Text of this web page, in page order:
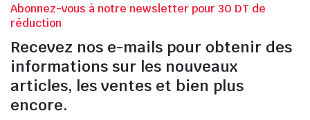
Abonnez-vous à notre newsletter pour 30 DT de
réduction
Recevez nos e-mails pour obtenir des
informations sur les nouveaux
articles, les ventes et bien plus
encore.